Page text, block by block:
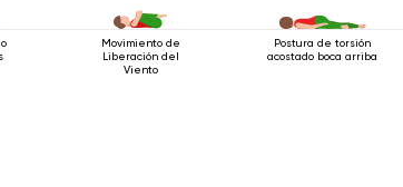
Movimiento de
Liberación del
Viento
Postura de torsión
acostado boca arriba